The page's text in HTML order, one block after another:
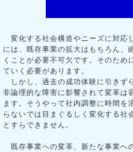
変化する社会構造やニーズに対応
には、既存事業の拡大はもちろん、
くことが必要不可欠です。そのため
ていく必要があります。
しかし、過去の成功体験に引きず
非論理的な障害に影響されて変革は
ます。そうやって社内調整に時間を
らないでは目まぐるしく変化する社
とすらできません。
既存事業への変革、新たな事業へ